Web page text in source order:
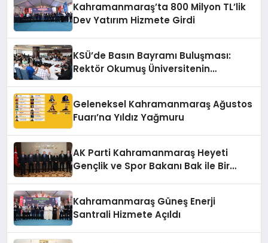
Kahramanmaraş’ta 800 Milyon TL’lik
Dev Yatırım Hizmete Girdi
KSÜ’de Basın Bayramı Buluşması:
Rektör Okumuş Üniversitenin
Geleneksel Kahramanmaraş Ağustos
Fuarı’na Yıldız Yağmuru
AK Parti Kahramanmaraş Heyeti
Gençlik ve Spor Bakanı Bak ile Bir
Kahramanmaraş Güneş Enerji
Santrali Hizmete Açıldı